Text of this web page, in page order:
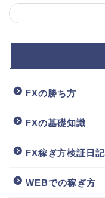
FXの勝ち方
FXの基礎知識
FX稼ぎ方検証日記
WEBでの稼ぎ方